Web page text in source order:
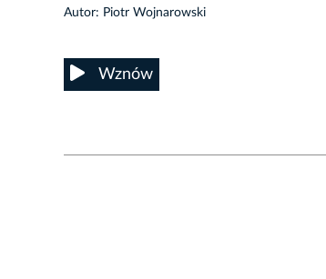
Autor: Piotr Wojnarowski
Wznów